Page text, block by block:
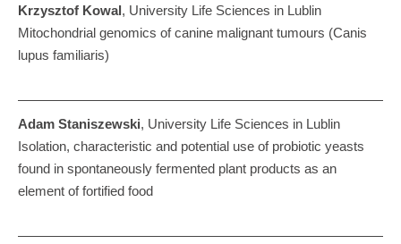
Krzysztof Kowal, University Life Sciences in Lublin
Mitochondrial genomics of canine malignant tumours (Canis
lupus familiaris)
Adam Staniszewski, University Life Sciences in Lublin
Isolation, characteristic and potential use of probiotic yeasts
found in spontaneously fermented plant products as an
element of fortified food